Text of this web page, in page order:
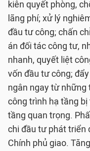
kiên quyết phòng,
lãng phí; xử lý
đầu tư công; chấn
án đối tác công tư,
nhanh, quyết liệt
vốn đầu tư công;
ngân ngay từ những
công trình hạ tầng
tầng quan trọng.
chi đầu tư phát triển
Chính phủ giao.